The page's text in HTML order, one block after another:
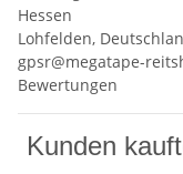
Hessen
Lohfelden,
gpsr@megatape-
Bewertungen
Kunden